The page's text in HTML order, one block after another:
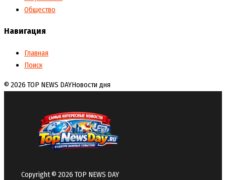
Общество
Навигация
Главная
Поиск
© 2026 TOP NEWS DAYНовости дня
Copyright © 2026 TOP NEWS DAY